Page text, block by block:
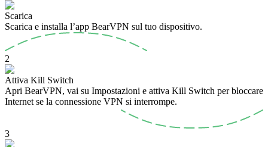
Scarica
Scarica e installa l’app BearVPN sul tuo dispositivo.
2
Attiva Kill Switch
Apri BearVPN, vai su Impostazioni e attiva Kill Switch per bloccare
Internet se la connessione VPN si interrompe.
3